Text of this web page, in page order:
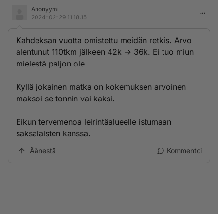
Anonyymi
2024-02-29 11:18:15
Kahdeksan vuotta omistettu meidän retkis. Arvo
alentunut 110tkm jälkeen 42k -> 36k. Ei tuo miun
mielestä paljon ole.
Kyllä jokainen matka on kokemuksen arvoinen
maksoi se tonnin vai kaksi.
Eikun tervemenoa leirintäalueelle istumaan
saksalaisten kanssa.
Äänestä Kommentoi